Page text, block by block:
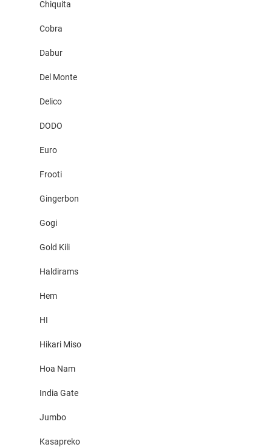
Chiquita
Cobra
Dabur
Del Monte
Delico
DODO
Euro
Frooti
Gingerbon
Gogi
Gold Kili
Haldirams
Hem
HI
Hikari Miso
Hoa Nam
India Gate
Jumbo
Kasapreko